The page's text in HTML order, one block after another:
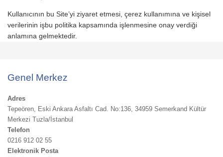
Kullanıcının bu Site’yi ziyaret etmesi, çerez kullanımına ve kişisel
verilerinin işbu politika kapsamında işlenmesine onay verdiği
anlamına gelmektedir.
Genel Merkez
Adres
Tepeören, Eski Ankara Asfaltı Cad. No:136, 34959 Semerkand Kültür
Merkezi Tuzla/İstanbul
Telefon
0216 912 02 55
Elektronik Posta